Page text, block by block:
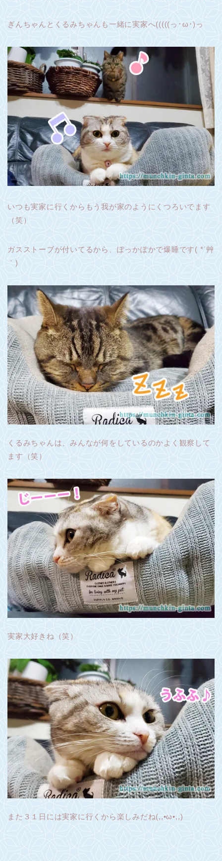
ぎんちゃんとくるみちゃんも一緒に実家へ(((((っ･ω･)っ
いつも実家に行くからもう我が家のようにくつろいでます
（笑）
ガスストーブが付いてるから、ぽっかぽかで爆睡です( *´艸
｀)
くるみちゃんは、みんなが何をしているのかよく観察して
ます（笑）
実家大好きね（笑）
また３１日には実家に行くから楽しみだね(,,•ω•,,)